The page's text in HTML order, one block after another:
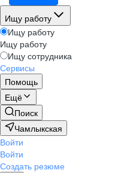
Ищу работу
Ищу работу
Ищу работу
Ищу сотрудника
Сервисы
Помощь
Ещё
Поиск
Чамлыкская
Войти
Войти
Создать резюме